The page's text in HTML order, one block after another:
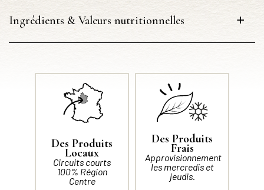
Ingrédients & Valeurs nutritionnelles
Des Produits
Locaux
Circuits courts
100% Région
Centre
Des Produits
Frais
Approvisionnement
les mercredis et
jeudis.